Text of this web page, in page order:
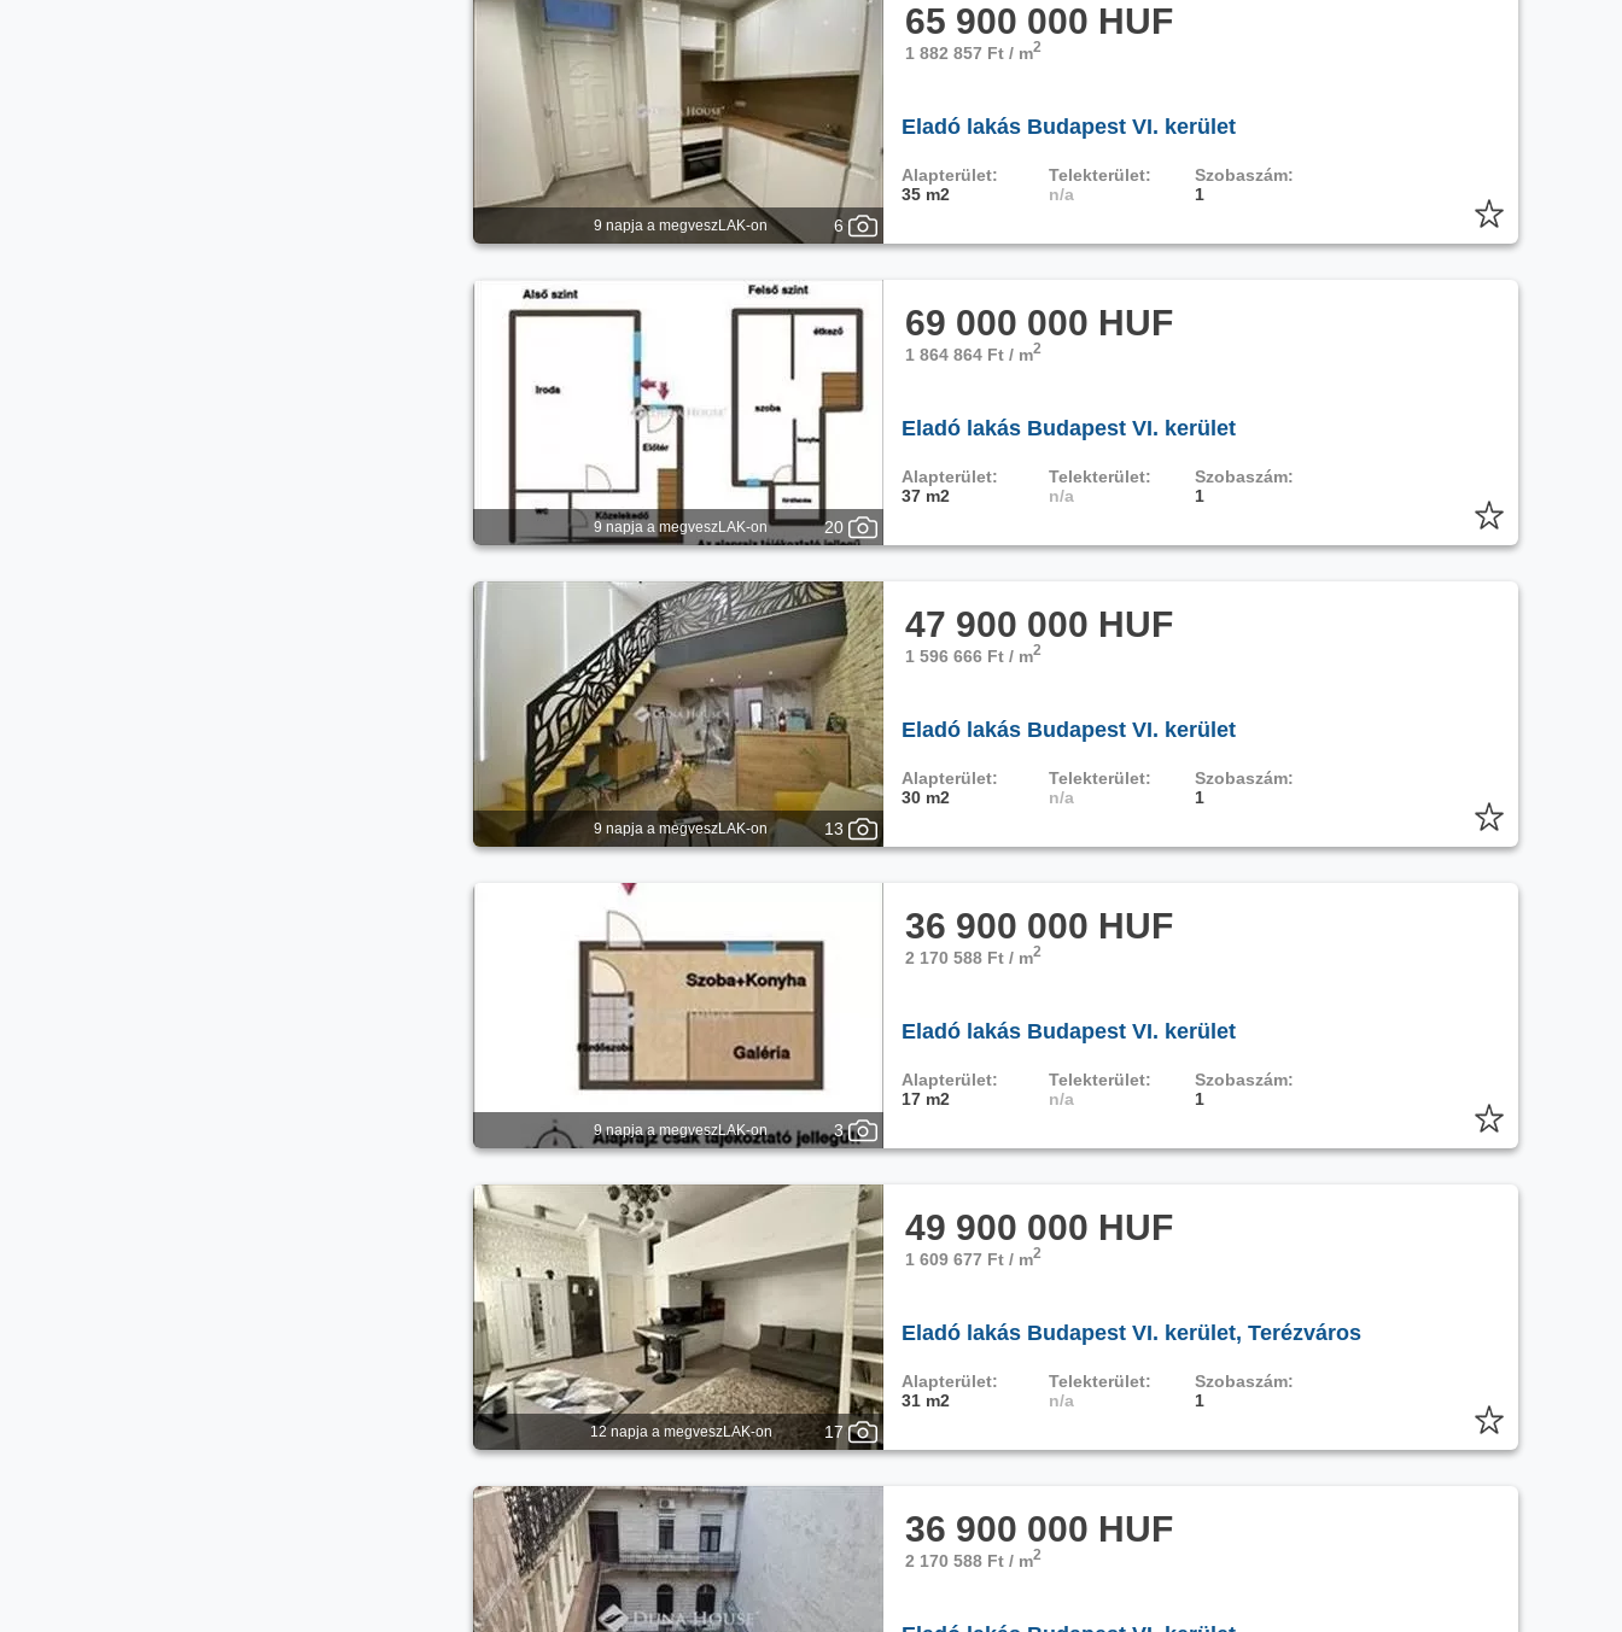
9 napja a megveszLAK-on 6
65 900 000 HUF
1 882 857 Ft / m2
Eladó lakás Budapest VI. kerület
Alapterület:
35 m2
Telekterület:
n/a
Szobaszám:
1
9 napja a megveszLAK-on 20
69 000 000 HUF
1 864 864 Ft / m2
Eladó lakás Budapest VI. kerület
Alapterület:
37 m2
Telekterület:
n/a
Szobaszám:
1
9 napja a megveszLAK-on 13
47 900 000 HUF
1 596 666 Ft / m2
Eladó lakás Budapest VI. kerület
Alapterület:
30 m2
Telekterület:
n/a
Szobaszám:
1
9 napja a megveszLAK-on 3
36 900 000 HUF
2 170 588 Ft / m2
Eladó lakás Budapest VI. kerület
Alapterület:
17 m2
Telekterület:
n/a
Szobaszám:
1
12 napja a megveszLAK-on 17
49 900 000 HUF
1 609 677 Ft / m2
Eladó lakás Budapest VI. kerület, Terézváros
Alapterület:
31 m2
Telekterület:
n/a
Szobaszám:
1
36 900 000 HUF
2 170 588 Ft / m2